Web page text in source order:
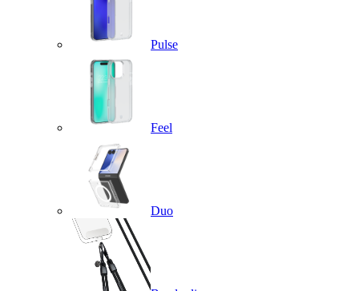
Pulse
Feel
Duo